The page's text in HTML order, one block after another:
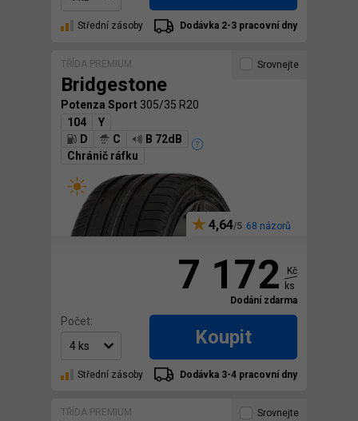
Střední zásoby Dodávka 2-3 pracovní dny
TŘÍDA PREMIUM
Bridgestone
Potenza Sport 305/35 R20
104
Y
D
C
B 72dB
Chránič ráfku
4,64 68 názorů
Srovnejte
7 172
Kč
ks
Dodání zdarma
Počet:
Koupit
Střední zásoby Dodávka 3-4 pracovní dny
TŘÍDA PREMIUM Srovnejte